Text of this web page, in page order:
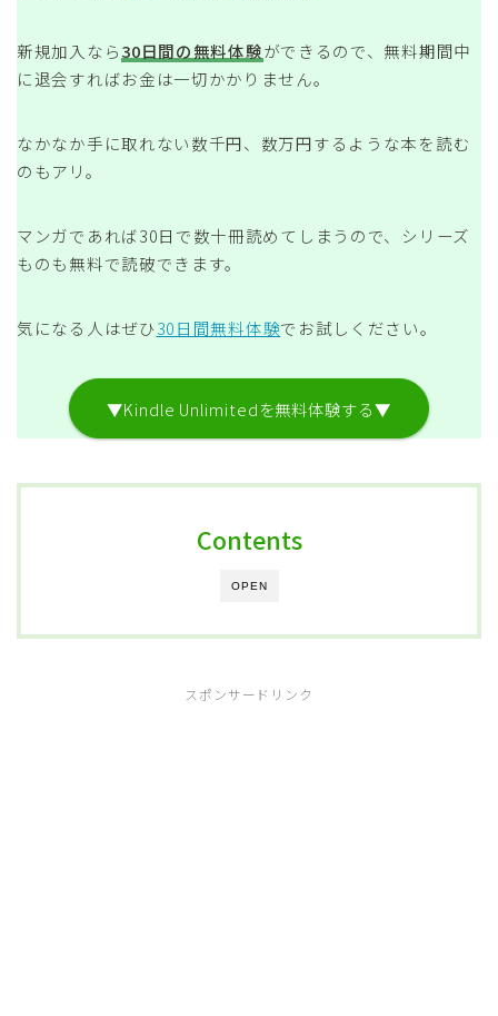
新規加入なら30日間の無料体験ができるので、無料期間中
に退会すればお金は一切かかりません。
なかなか手に取れない数千円、数万円するような本を読む
のもアリ。
マンガであれば30日で数十冊読めてしまうので、シリーズ
ものも無料で読破できます。
気になる人はぜひ30日間無料体験でお試しください。
▼Kindle Unlimitedを無料体験する▼
OPEN
Contents
スポンサードリンク